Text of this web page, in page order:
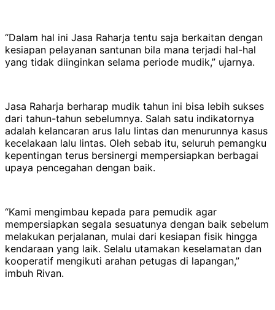
“Dalam hal ini Jasa Raharja tentu saja berkaitan dengan
kesiapan pelayanan santunan bila mana terjadi hal-hal
yang tidak diinginkan selama periode mudik,” ujarnya.
Jasa Raharja berharap mudik tahun ini bisa lebih sukses
dari tahun-tahun sebelumnya. Salah satu indikatornya
adalah kelancaran arus lalu lintas dan menurunnya kasus
kecelakaan lalu lintas. Oleh sebab itu, seluruh pemangku
kepentingan terus bersinergi mempersiapkan berbagai
upaya pencegahan dengan baik.
“Kami mengimbau kepada para pemudik agar
mempersiapkan segala sesuatunya dengan baik sebelum
melakukan perjalanan, mulai dari kesiapan fisik hingga
kendaraan yang laik. Selalu utamakan keselamatan dan
kooperatif mengikuti arahan petugas di lapangan,”
imbuh Rivan.